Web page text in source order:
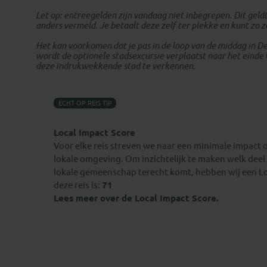
Let op: entreegelden zijn vandaag niet inbegrepen. Dit
anders vermeld. Je betaalt deze zelf ter plekke en kunt zo
Het kan voorkomen dat je pas in de loop van de middag
wordt de optionele stadsexcursie verplaatst naar het
deze indrukwekkende stad te verkennen.
ÉCHT OP REIS TIP
Local Impact Score
Voor elke reis streven we naar een minimale
lokale omgeving. Om inzichtelijk te maken welk
lokale gemeenschap terecht komt, hebben wij een
deze reis is: 71
Lees meer over de Local Impact Score.